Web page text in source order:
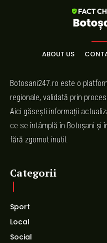
ABOUT US
Botosani247.ro este o
regionale, validată prin
Aici găsești informații
ce se întâmplă în Botoșani și
fără zgomot inutil.
Categorii
Sport
Local
Social